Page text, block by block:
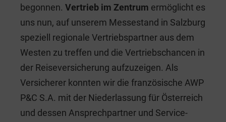
begonnen. Vertrieb im Zentrum ermöglicht es
uns nun, auf unserem Messestand in Salzburg
speziell regionale Vertriebspartner aus dem
Westen zu treffen und die Vertriebschancen in
der Reiseversicherung aufzuzeigen. Als
Versicherer konnten wir die französische AWP
P&C S.A. mit der Niederlassung für Österreich
und dessen Ansprechpartner und Service-